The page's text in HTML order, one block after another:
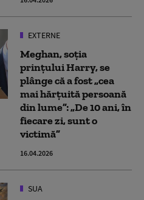
EXTERNE
Meghan, soţia
prinţului Harry, se
plânge că a fost „cea
mai hărţuită persoană
din lume”: „De 10 ani, în
fiecare zi, sunt o
victimă”
16.04.2026
SUA